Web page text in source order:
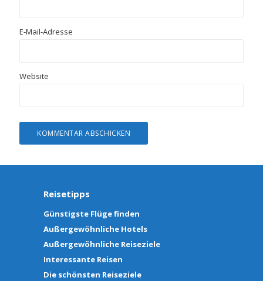
E-Mail-Adresse
Website
Reisetipps
Günstigste Flüge finden
Außergewöhnliche Hotels
Außergewöhnliche Reiseziele
Interessante Reisen
Die schönsten Reiseziele